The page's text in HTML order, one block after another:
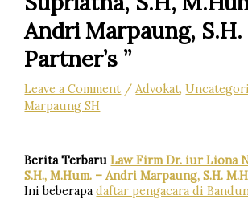
Andri Marpaung,
Partner’s ”
Leave a Comment / Advokat,
Marpaung SH
Berita TerbaruLaw Firm Dr. iur Liona
S.H., M.Hum. – Andri Marpaung, S.H.
Ini beberapadaftar pengacara di